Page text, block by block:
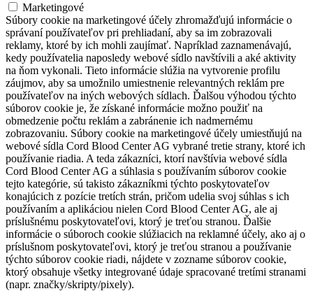
Marketingové
Súbory cookie na marketingové účely zhromažďujú informácie o
správaní používateľov pri prehliadaní, aby sa im zobrazovali
reklamy, ktoré by ich mohli zaujímať. Napríklad zaznamenávajú,
kedy používatelia naposledy webové sídlo navštívili a aké aktivity
na ňom vykonali. Tieto informácie slúžia na vytvorenie profilu
záujmov, aby sa umožnilo umiestnenie relevantných reklám pre
používateľov na iných webových sídlach. Ďalšou výhodou týchto
súborov cookie je, že získané informácie možno použiť na
obmedzenie počtu reklám a zabránenie ich nadmernému
zobrazovaniu. Súbory cookie na marketingové účely umiestňujú na
webové sídla Cord Blood Center AG vybrané tretie strany, ktoré ich
používanie riadia. A teda zákazníci, ktorí navštívia webové sídla
Cord Blood Center AG a súhlasia s používaním súborov cookie
tejto kategórie, sú takisto zákazníkmi týchto poskytovateľov
konajúcich z pozície tretích strán, pričom udelia svoj súhlas s ich
používaním a aplikáciou nielen Cord Blood Center AG, ale aj
príslušnému poskytovateľovi, ktorý je treťou stranou. Ďalšie
informácie o súboroch cookie slúžiacich na reklamné účely, ako aj o
príslušnom poskytovateľovi, ktorý je treťou stranou a používanie
týchto súborov cookie riadi, nájdete v zozname súborov cookie,
ktorý obsahuje všetky integrované údaje spracované tretími stranami
(napr. značky/skripty/pixely).